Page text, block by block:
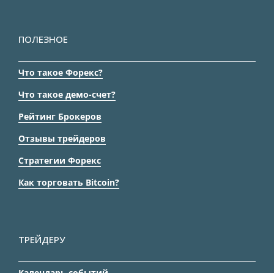
ПОЛЕЗНОЕ
Что такое Форекс?
Что такое демо-счет?
Рейтинг Брокеров
Отзывы трейдеров
Стратегии Форекс
Как торговать Bitcoin?
ТРЕЙДЕРУ